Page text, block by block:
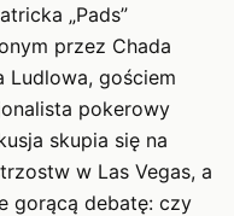
„Pads”
przez Chada
Ludlowa, gościem
pokerowy
skupia się na
w Las Vegas, a
gorącą debatę: czy